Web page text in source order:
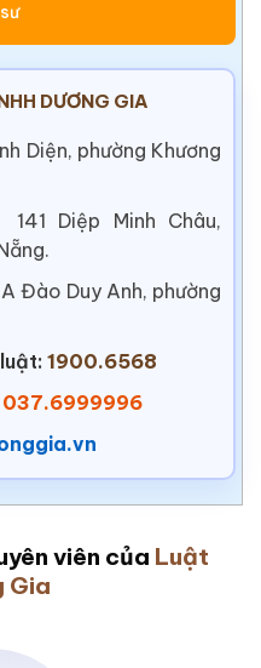
DƯƠNG GIA
Diện, phường Khương
141 Diệp Minh Châu,
Đào Duy Anh, phường
1900.6568
037.6999996
viên của Luật
Gia